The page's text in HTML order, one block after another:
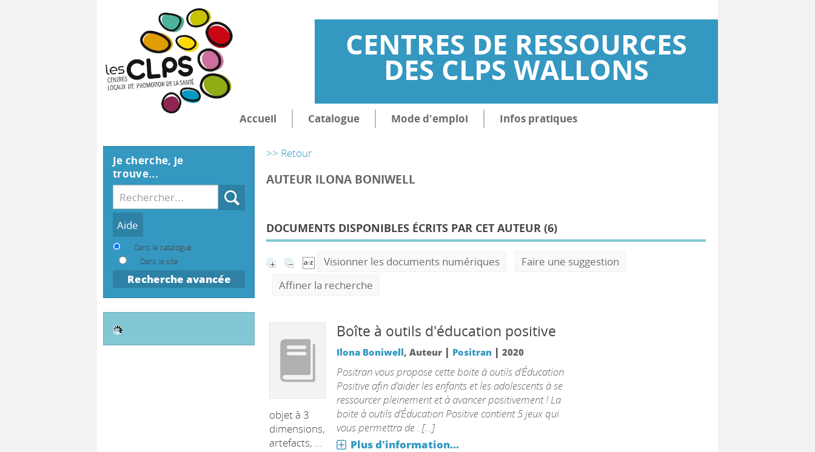
CENTRES DE RESSOURCES
DES CLPS WALLONS
Accueil Catalogue Mode d'emploi Infos pratiques
>> Retour
AUTEUR ILONA BONIWELL
DOCUMENTS DISPONIBLES ÉCRITS PAR CET AUTEUR (6)
Visionner les documents numériques
Faire une suggestion
Affiner la recherche
objet à 3
dimensions,
artefacts, ...
Boîte à outils d'éducation positive
Ilona Boniwell, Auteur | Positran | 2020
Positran vous propose cette boite à outils d’Éducation
Positive afin d’aider les enfants et les adolescents à se
ressourcer pleinement et à avancer positivement ! La
boite à outils d’Éducation Positive contient 5 jeux qui
vous permettra de : [...]
Plus d'information...
Je cherche, je
trouve...
Recherche
Dans le catalogue
Dans le site
Recherche avancée